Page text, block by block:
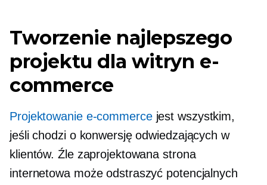
Tworzenie najlepszego
projektu dla witryn e-
commerce
Projektowanie e-commercejest wszystkim,
jeśli chodzi o konwersję odwiedzających w
klientów. Źle zaprojektowana strona
internetowa może odstraszyć potencjalnych